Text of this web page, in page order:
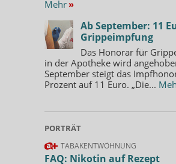
Mehr »
Ab September: 11
Grippeimpfung
Das Honorar für
in der Apotheke wird
September steigt das
Prozent auf 11 Euro. „Die...
PORTRÄT
TABAKENTWÖHNUNG
FAQ: Nikotin auf Rezept